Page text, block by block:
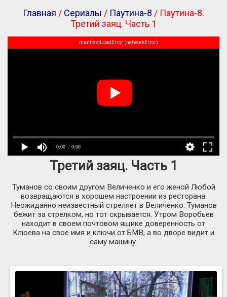
Главная / Сериалы / Паутина-8 / Паутина-8.
Третий заяц. Часть 1
0:00 / 0:00
manifestLoadError (networkError)
Третий заяц. Часть 1
Туманов со своим другом Величенко и его женой Любой
возвращаются в хорошем настроении из ресторана.
Неожиданно неизвестный стреляет в Величенко. Туманов
бежит за стрелком, но тот скрывается. Утром Воробьев
находит в своем почтовом ящике доверенность от
Клюева на свое имя и ключи от БМВ, а во дворе видит и
саму машину.